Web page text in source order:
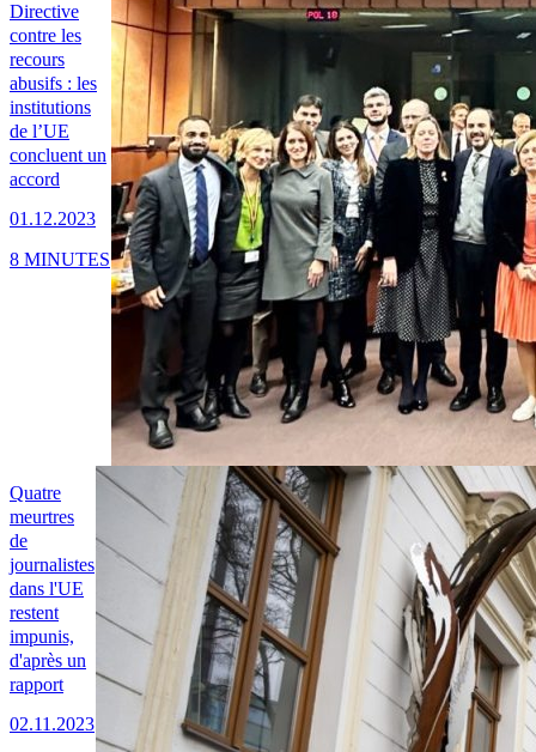
Directive
contre les
recours
abusifs : les
institutions
de l’UE
concluent un
accord
01.12.2023
8 MINUTES
Quatre
meurtres
de
journalistes
dans l'UE
restent
impunis,
d'après un
rapport
02.11.2023